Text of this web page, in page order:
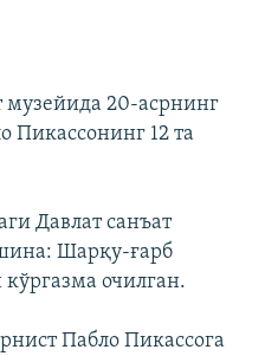
музейида 20-асрнинг
Пикассонинг 12 та
Давлат санъат
Шарқу-ғарб
очилган.
Пабло Пикассога